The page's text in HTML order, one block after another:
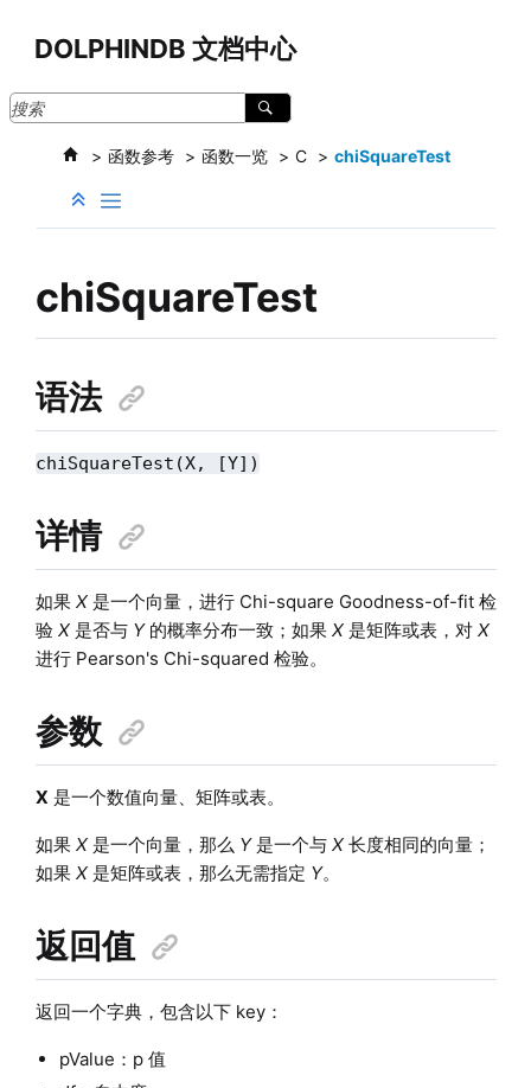
DOLPHINDB 文档中心
函数参考 函数一览 C chiSquareTest
chiSquareTest
语法
chiSquareTest(X, [Y])
详情
如果 X是一个向量，进行 Chi-square Goodness-of-fit 检
验 X是否与 Y的概率分布一致；如果 X是矩阵或表，对 X
进行 Pearson's Chi-squared 检验。
参数
X 是一个数值向量、矩阵或表。
如果 X是一个向量，那么 Y是一个与 X长度相同的向量；
如果 X是矩阵或表，那么无需指定 Y。
返回值
返回一个字典，包含以下 key：
pValue：p 值